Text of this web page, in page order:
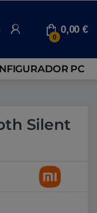
0
0,00€
PC
Silent